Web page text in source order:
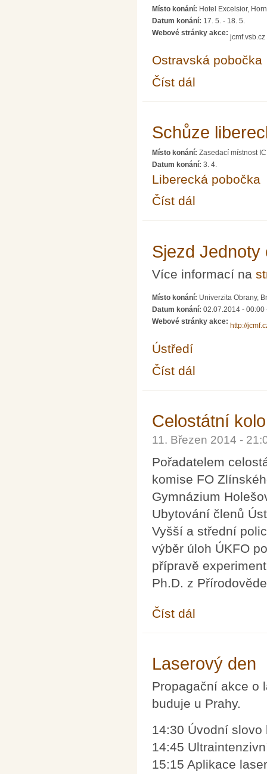
Místo konání: Hotel Excelsior,
Datum konání: 17. 5. - 18. 5.
Webové stránky akce:
jcmf.vsb.cz
Ostravská pobočka
Číst dál
Schůze
Místo konání: Zasedací místnost
Datum konání: 3. 4.
Liberecká pobočka
Číst dál
Sjezd
Více informací na
Místo konání: Univerzita Obrany,
Datum konání: 02.07.2014 - 00:00
Webové stránky akce:
http://
Ústředí
Číst dál
Celostátní
11. Březen 2014 -
Pořadatelem
komise FO
Gymnázium
Ubytování členů
Vyšší a střední
výběr úloh ÚKFO
přípravě
Ph.D. z
Číst dál
Laserový den
Propagační akce o
buduje u Prahy.
14:30 Úvodní
14:45
15:15 Aplikace